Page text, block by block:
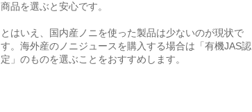
商品を選ぶと安心です。
とはいえ、国内産ノニを使った製品は少ないのが現状で
す。海外産のノニジュースを購入する場合は「有機JAS認
定」のものを選ぶことをおすすめします。